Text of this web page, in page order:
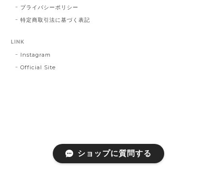
プライバシーポリシー
特定商取引法に基づく表記
LINK
Instagram
Official Site
ショップに質問する